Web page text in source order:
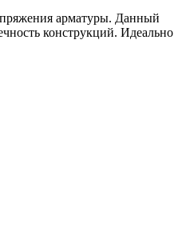
арматуры. Данный
конструкций. Идеально